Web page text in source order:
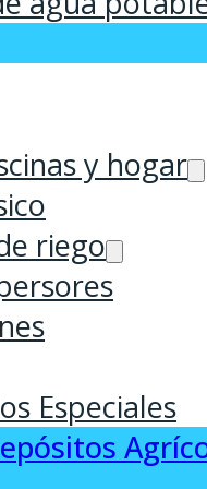
y hogar
riego
Especiales